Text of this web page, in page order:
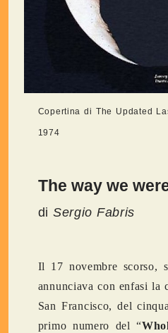
Copertina di The Updated
1974
The way we
di Sergio Fabris
Il 17 novembre scorso,
annunciava con enfasi la
San Francisco, del
primo numero del “